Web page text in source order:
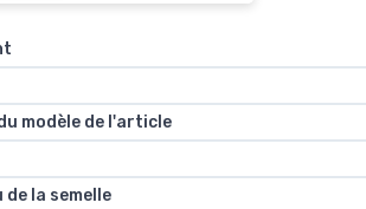
modèle de l'article
de la semelle